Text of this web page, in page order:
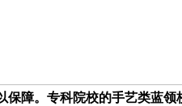
障。专科院校的手艺类蓝